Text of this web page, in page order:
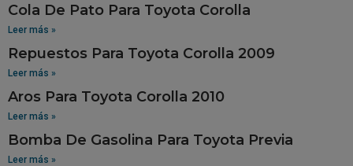
Cola De Pato Para Toyota Corolla
Leer más »
Repuestos Para Toyota Corolla 2009
Leer más »
Aros Para Toyota Corolla 2010
Leer más »
Bomba De Gasolina Para Toyota Previa
Leer más »